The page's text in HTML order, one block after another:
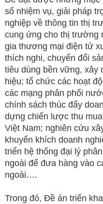
số nhiệm vụ, giải pháp
nghiệp về thông tin thị
cung ứng cho thị trường
gia thương mại điện tử
thích nghi, chuyển đổi
tiêu dùng bền vững, xây
hiệu; tổ chức các hoạt
các mạng phân phối
chính sách thúc đẩy
dựng chiến lược thu
Việt Nam; nghiên cứu
khuyến khích doanh
triển hệ thống đại lý
ngoài để đưa hàng vào
ngoài….
Trong đó, Đề án triển